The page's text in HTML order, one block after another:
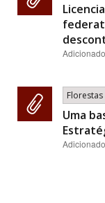
Florestas
Uma